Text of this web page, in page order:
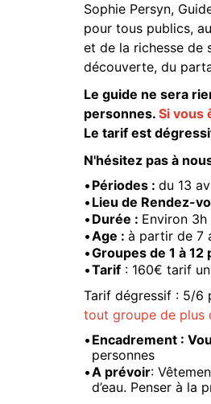
Sophie Persyn,
pour tous publics,
et de la richesse de
découverte, du
Le guide ne sera
personnes. Si vous
Le tarif est
N'hésitez pas à
Périodes : du 13
Lieu de Rendez-
Durée : Environ
Age : à partir de 7
Groupes de 1 à 12
Tarif : 160€ tarif
Tarif dégressif : 5/6
tout groupe de plus
Encadrement :
personnes
A prévoir:
d’eau. Penser à la